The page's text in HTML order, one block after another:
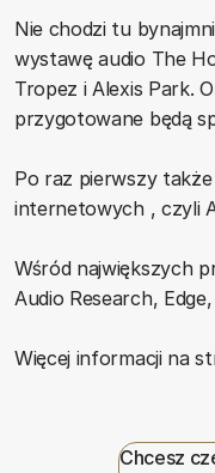
Nie chodzi tu
wystawę audio The
Tropez i Alexis Park.
przygotowane będą
Po raz pierwszy
internetowych , czyli
Wśród największych
Audio Research,
Więcej informacji na
Chcesz